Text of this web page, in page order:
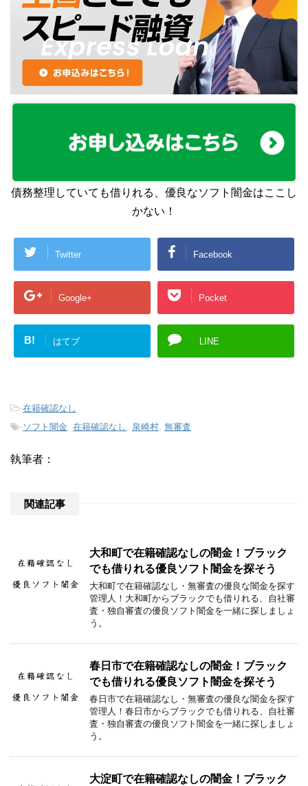
債務整理していても借りれる、優良なソフト闇金はここし
かない！
Twitter Facebook
Google+ Pocket
B! はてブ LINE
-在籍確認なし
-ソフト闇金, 在籍確認なし , 泉崎村, 無審査
執筆者：
関連記事
大和町で在籍確認なしの闇金！ブラック
でも借りれる優良ソフト闇金を探そう
大和町で在籍確認なし・無審査の優良な闇金を探す
管理人！大和町からブラックでも借りれる、自社審
査・独自審査の優良ソフト闇金を一緒に探しましょ
う。
春日市で在籍確認なしの闇金！ブラック
でも借りれる優良ソフト闇金を探そう
春日市で在籍確認なし・無審査の優良な闇金を探す
管理人！春日市からブラックでも借りれる、自社審
査・独自審査の優良ソフト闇金を一緒に探しましょ
う。
大淀町で在籍確認なしの闇金！ブラック